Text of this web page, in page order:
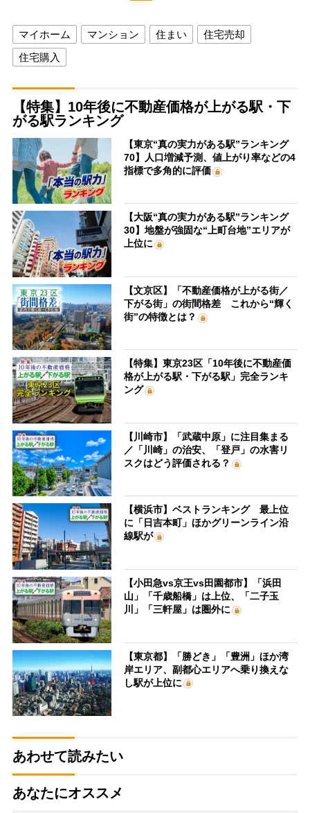
マイホーム マンション 住まい
住宅売却
住宅購入
【特集】10年後に不動産価格が上がる駅・下
がる駅ランキング
【東京“真の実力がある駅”ランキング
70】人口増減予測、値上がり率などの4
指標で多角的に評価
【大阪“真の実力がある駅”ランキング
30】地盤が強固な“上町台地”エリアが
上位に
【文京区】「不動産価格が上がる街／
下がる街」の街間格差 これから“輝く
街”の特徴とは？
【特集】東京23区「10年後に不動産価
格が上がる駅・下がる駅」完全ランキ
ング
【川崎市】「武蔵中原」に注目集まる
／「川崎」の治安、「登戸」の水害リ
スクはどう評価される？
【横浜市】ベストランキング 最上位
に「日吉本町」ほかグリーンライン沿
線駅が
【小田急vs京王vs田園都市】「浜田
山」「千歳船橋」は上位、「二子玉
川」「三軒屋」は圏外に
【東京都】「勝どき」「豊洲」ほか湾
岸エリア、副都心エリアへ乗り換えな
し駅が上位に
あわせて読みたい
あなたにオススメ